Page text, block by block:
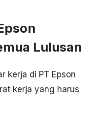
Lulusan
kerja di PT Epson
kerja yang harus